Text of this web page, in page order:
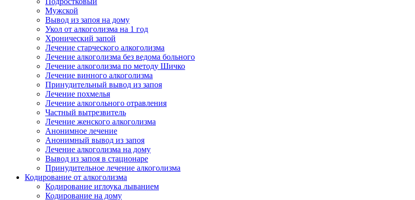
Мужской
Вывод из запоя на дому
Укол от алкоголизма на 1 год
Хронический запой
Лечение старческого алкоголизма
Лечение алкоголизма без ведома больного
Лечение алкоголизма по методу Шичко
Лечение винного алкоголизма
Принудительный вывод из запоя
Лечение похмелья
Лечение алкогольного отравления
Частный вытрезвитель
Лечение женского алкоголизма
Анонимное лечение
Анонимный вывод из запоя
Лечение алкоголизма на дому
Вывод из запоя в стационаре
Принудительное лечение алкоголизма
Кодирование от алкоголизма
Кодирование иглоука лыванием
Кодирование на дому